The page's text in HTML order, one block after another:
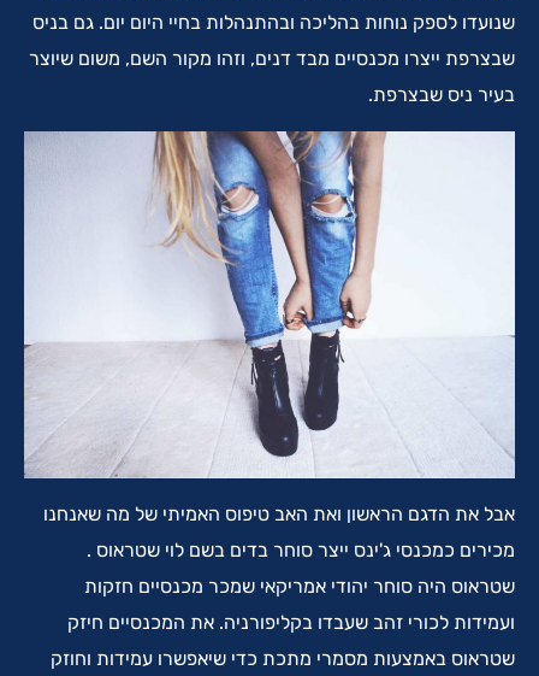
שנועדו לספק נוחות בהליכה ובהתנהלות בחיי היום יום. גם בניס
שבצרפת ייצרו מכנסיים מבד דנים, וזהו מקור השם, משום שיוצר
בעיר ניס שבצרפת.
אבל את הדגם הראשון ואת האב טיפוס האמיתי של מה שאנחנו
מכירים כמכנסי ג'ינס ייצר סוחר בדים בשם לוי שטראוס .
שטראוס היה סוחר יהודי אמריקאי שמכר מכנסיים חזקות
ועמידות לכורי זהב שעבדו בקליפורניה. את המכנסיים חיזק
שטראוס באמצעות מסמרי מתכת כדי שיאפשרו עמידות וחוזק